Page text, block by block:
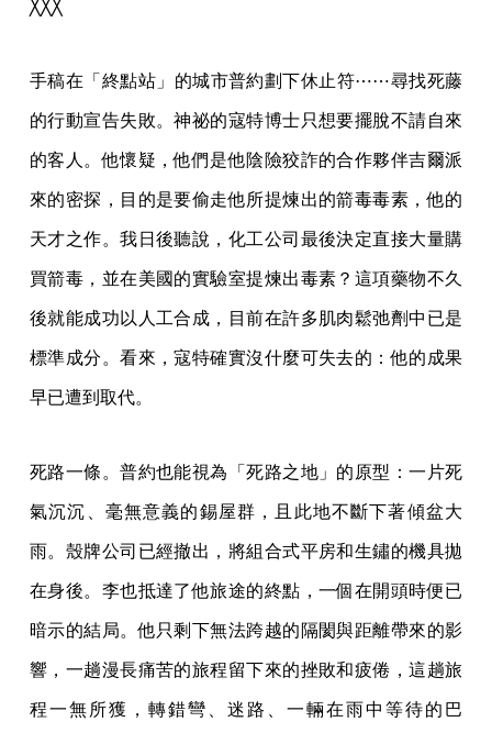
╳╳╳
手稿在「終點站」的城市普約劃下休止符⋯⋯尋找死藤
的行動宣告失敗。神祕的寇特博士只想要擺脫不請自來
的客人。他懷疑，他們是他陰險狡詐的合作夥伴吉爾派
來的密探，目的是要偷走他所提煉出的箭毒毒素，他的
天才之作。我日後聽說，化工公司最後決定直接大量購
買箭毒，並在美國的實驗室提煉出毒素？這項藥物不久
後就能成功以人工合成，目前在許多肌肉鬆弛劑中已是
標準成分。看來，寇特確實沒什麼可失去的：他的成果
早已遭到取代。
死路一條。普約也能視為「死路之地」的原型：一片死
氣沉沉、毫無意義的錫屋群，且此地不斷下著傾盆大
雨。殼牌公司已經撤出，將組合式平房和生鏽的機具拋
在身後。李也抵達了他旅途的終點，一個在開頭時便已
暗示的結局。他只剩下無法跨越的隔閡與距離帶來的影
響，一趟漫長痛苦的旅程留下來的挫敗和疲倦，這趟旅
程一無所獲，轉錯彎、迷路、一輛在雨中等待的巴